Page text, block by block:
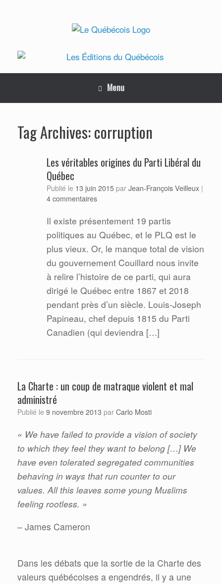
Menu
Tag Archives:corruption
Les véritables origines du Parti Libéral du
Québec
Publié le 13 juin 2015 par Jean-François Veilleux|
4 commentaires
Il existe présentement 19 partis
politiques au Québec, et le PLQ est le
plus vieux. Or, le manque total de vision
du gouvernement Couillard nous invite
à relire l’histoire de ce parti, qui aura
dirigé le Québec entre 1867 et 2018
pendant près d’un siècle. Louis-Joseph
Papineau, chef depuis 1815 du Parti
Canadien (qui deviendra […]
La Charte : un coup de matraque violent et mal
administré
Publié le 9 novembre 2013 par Carlo Mosti
« We have failed to provide a vision of society
to which they feel they want to belong […] We
have even tolerated segregated communities
behaving in ways that run counter to our
values. All this leaves some young Muslims
feeling rootless. »
– James Cameron
Dans les débats que la sortie de la Charte des
valeurs québécoises a engendrés, il y a une